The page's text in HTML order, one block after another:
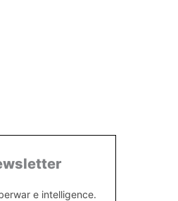
e intelligence.